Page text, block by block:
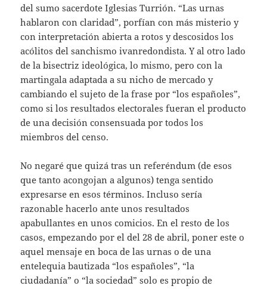
del sumo sacerdote Iglesias Turrión. “Las urnas
hablaron con claridad”, porfían con más misterio y
con interpretación abierta a rotos y descosidos los
acólitos del sanchismo ivanredondista. Y al otro lado
de la bisectriz ideológica, lo mismo, pero con la
martingala adaptada a su nicho de mercado y
cambiando el sujeto de la frase por “los españoles”,
como si los resultados electorales fueran el producto
de una decisión consensuada por todos los
miembros del censo.
No negaré que quizá tras un referéndum (de esos
que tanto acongojan a algunos) tenga sentido
expresarse en esos términos. Incluso sería
razonable hacerlo ante unos resultados
apabullantes en unos comicios. En el resto de los
casos, empezando por el del 28 de abril, poner este o
aquel mensaje en boca de las urnas o de una
entelequia bautizada “los españoles”, “la
ciudadanía” o “la sociedad” solo es propio de